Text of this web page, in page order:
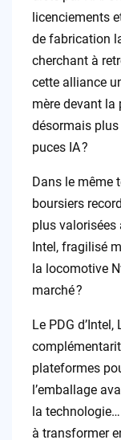
licenciements
de fabrication
cherchant à
cette alliance
mère devant la
désormais
puces IA ?
Dans le même
boursiers
plus valorisées
Intel, fragilisé
la locomotive
marché ?
Le PDG
plateformes
l’emballage
la
à transformer